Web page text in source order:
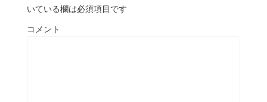
いている欄は必須項目です
コメント